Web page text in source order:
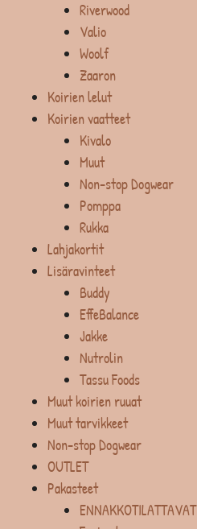
Riverwood
Valio
Woolf
Zaaron
Koirien lelut
Koirien vaatteet
Kivalo
Muut
Non-stop Dogwear
Pomppa
Rukka
Lahjakortit
Lisäravinteet
Buddy
EffeBalance
Jakke
Nutrolin
Tassu Foods
Muut koirien ruuat
Muut tarvikkeet
Non-stop Dogwear
OUTLET
Pakasteet
ENNAKKOTILATTAVAT